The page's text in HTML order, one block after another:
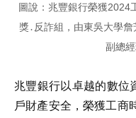
圖說：兆豐銀行榮獲2024
獎․反詐組，由東吳大學
副總
兆豐銀行以卓越的數位
戶財產安全，榮獲工商